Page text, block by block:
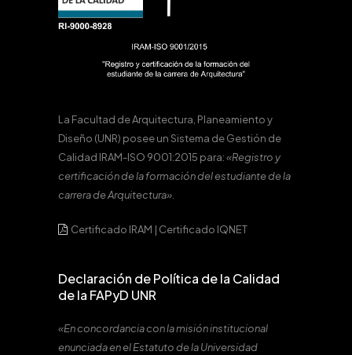
La Facultad de Arquitectura, Planeamiento y
Diseño (UNR) posee un Sistema de Gestión de
Calidad IRAM-ISO 9001:2015 para:«Registro y
certificación de la formación del estudiante de la
carrera de Arquitectura».
Certificado IRAM | Certificado IQNET
Declaración de Política de la Calidad
de la FAPyD UNR
«En concordancia con la misión institucional
enunciada en el Estatuto de la Universidad